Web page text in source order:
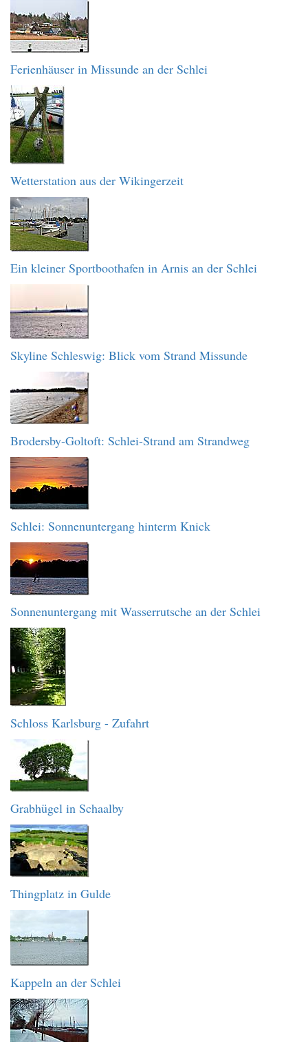
Ferienhäuser in Missunde an der Schlei
Wetterstation aus der Wikingerzeit
Ein kleiner Sportboothafen in Arnis an der Schlei
Skyline Schleswig: Blick vom Strand Missunde
Brodersby-Goltoft: Schlei-Strand am Strandweg
Schlei: Sonnenuntergang hinterm Knick
Sonnenuntergang mit Wasserrutsche an der Schlei
Schloss Karlsburg - Zufahrt
Grabhügel in Schaalby
Thingplatz in Gulde
Kappeln an der Schlei